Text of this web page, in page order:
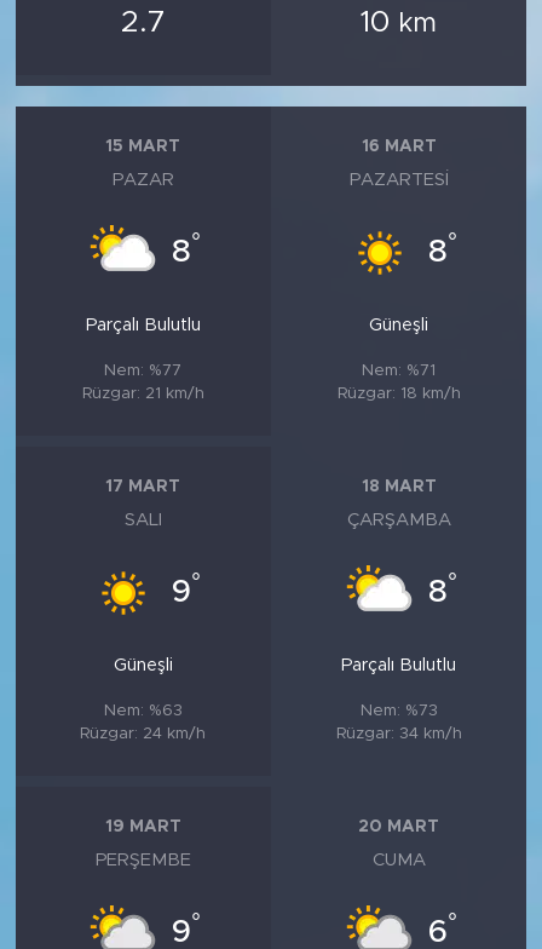
2.7 10 km
15 MART
PAZAR
8°
Parçalı Bulutlu
Nem: %77
Rüzgar: 21 km/h
16 MART
PAZARTESI
8°
Güneşli
Nem: %71
Rüzgar: 18 km/h
17 MART
SALI
9°
Güneşli
Nem: %63
Rüzgar: 24 km/h
18 MART
ÇARŞAMBA
8°
Parçalı Bulutlu
Nem: %73
Rüzgar: 34 km/h
19 MART
PERŞEMBE
9°
20 MART
CUMA
6°